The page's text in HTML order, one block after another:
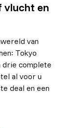
vlucht en
van
Tokyo
drie complete
al voor u
deal en een